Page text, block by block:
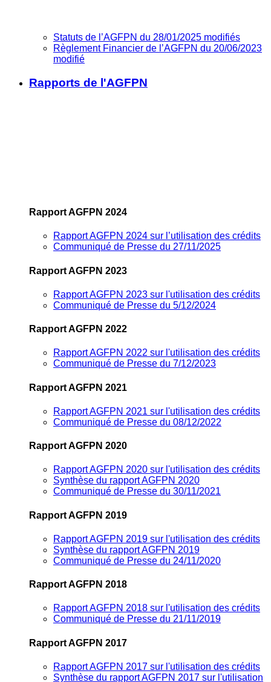
Statuts de l’AGFPN du 28/01/2025 modifiés
Règlement Financier de l’AGFPN du 20/06/2023
modifié
Rapports de l'AGFPN
Rapport AGFPN 2024
Rapport AGFPN 2024 sur l’utilisation des crédits
Communiqué de Presse du 27/11/2025
Rapport AGFPN 2023
Rapport AGFPN 2023 sur l'utilisation des crédits
Communiqué de Presse du 5/12/2024
Rapport AGFPN 2022
Rapport AGFPN 2022 sur l'utilisation des crédits
Communiqué de Presse du 7/12/2023
Rapport AGFPN 2021
Rapport AGFPN 2021 sur l'utilisation des crédits
Communiqué de Presse du 08/12/2022
Rapport AGFPN 2020
Rapport AGFPN 2020 sur l'utilisation des crédits
Synthèse du rapport AGFPN 2020
Communiqué de Presse du 30/11/2021
Rapport AGFPN 2019
Rapport AGFPN 2019 sur l'utilisation des crédits
Synthèse du rapport AGFPN 2019
Communiqué de Presse du 24/11/2020
Rapport AGFPN 2018
Rapport AGFPN 2018 sur l'utilisation des crédits
Communiqué de Presse du 21/11/2019
Rapport AGFPN 2017
Rapport AGFPN 2017 sur l'utilisation des crédits
Synthèse du rapport AGFPN 2017 sur l'utilisation